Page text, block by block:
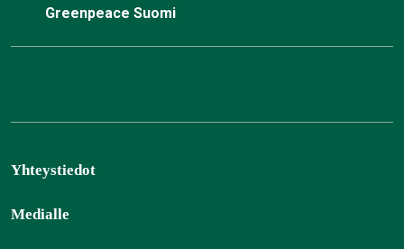
Greenpeace Suomi
Yhteystiedot
Medialle